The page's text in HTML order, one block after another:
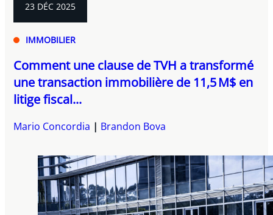
23 DÉC 2025
IMMOBILIER
Comment une clause de TVH a transformé
une transaction immobilière de 11,5 M$ en
litige fiscal...
Mario Concordia Brandon Bova